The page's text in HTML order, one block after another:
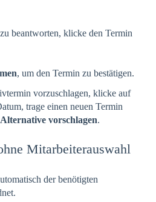
beantworten, klicke den Termin
, um den Termin zu bestätigen.
vorzuschlagen, klicke auf
trage einen neuen Termin
Alternative vorschlagen.
Mitarbeiterauswahl
der benötigten